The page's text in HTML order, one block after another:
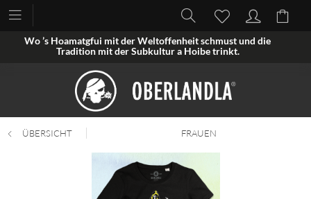
Wo ’s Hoamatgfui mit der Weltoffenheit schmust und die
Tradition mit der Subkultur a Hoibe trinkt.
ÜBERSICHT FRAUEN